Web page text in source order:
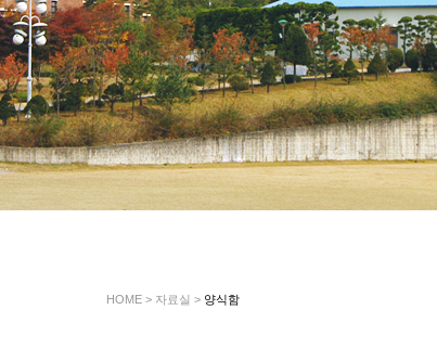
HOME > 자료실 > 양식함